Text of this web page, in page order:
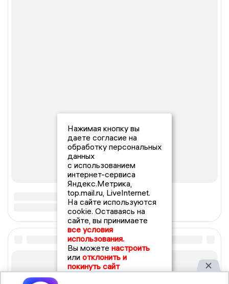
Нажимая кнопку вы
даете согласие на
обработку персональных
данных
с использованием
интернет-сервиса
Яндекс.Метрика,
top.mail.ru, LiveInternet.
На сайте используются
cookie. Оставаясь на
сайте, вы принимаете
все условия
использования.
Вы можете настроить
или отклонить и
покинуть сайт